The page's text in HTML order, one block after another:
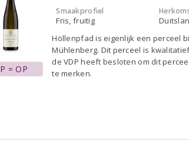
= OP
Smaakprofiel
Fris, fruitig
Höllenpfad is eigenlijk een perceel
Mühlenberg. Dit perceel is
de VDP heeft besloten om dit
te merken.